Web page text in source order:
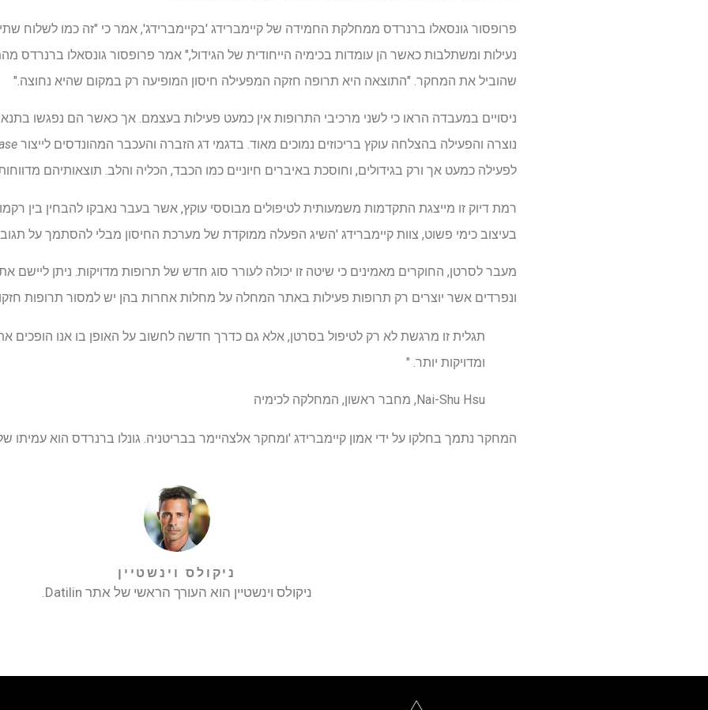
פרופסור גונסאלו ברנרדס ממחלקת החמידה של קיימברידג 'בקיימברידג', אמר כי "זה כמו לשלוח
נעילות ומשתלבות כאשר הן עומדות בכימיה הייחודית של הגידול," אמר פרופסור גונסאלו ברנרדס
שהוביל את המחקר. "התוצאה היא תרופה חזקה המפעילה חיסון המופיעה רק במקום שהיא נחוצה."
ניסויים במעבדה הראו כי לשני מרכיבי התרופות אין כמעט פעילות בעצמם. אך כאשר הם נפגשו
נוצרה והפעילה בהצלחה עוקץ בריכוזים נמוכים מאוד. בדגמי דג הזברה והעכבר המהונדסים לייצור
לפעילה כמעט אך ורק בגידולים, וחוסכת באיברים חיוניים כמו הכבד, הכליה והלב. תוצאותיהם
רמת דיוק זו מייצגת התקדמות משמעותית לטיפולים מבוססי עוקץ, אשר בעבר נאבקו להבחין בין
בעיצוב כימי פשוט, צוות קיימברידג 'השיג הפעלה ממוקדת של מערכת החיסון מבלי להסתמך על
מעבר לסרטן, החוקרים מאמינים כי שיטה זו יכולה לעורר סוג חדש של תרופות מדויקות. ניתן ליישם
ונפרדים אשר יוצרים רק תרופות פעילות באתר המחלה על מחלות אחרות בהן יש למסור תרופות
תגלית זו מרגשת לא רק לטיפול בסרטן, אלא גם כדרך חדשה לחשוב על האופן בו אנו הופכים
ומדויקות יותר. "
Nai-Shu Hsu, מחבר ראשון, המחלקה לכימיה
המחקר נתמך בחלקו על ידי אמון קיימברידג 'ומחקר אלצהיימר בבריטניה. גונלו ברנרדס הוא עמיתו של
ניקולס וינשטיין
ניקולס וינשטיין הוא העורך הראשי של אתר Datilin.